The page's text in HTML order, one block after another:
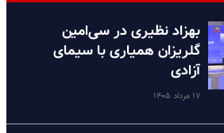
بهزاد نظیری در سی‌امین
گلریزان همیاری با سیمای
آزادی
۱۷ مرداد ۱۴۰۵